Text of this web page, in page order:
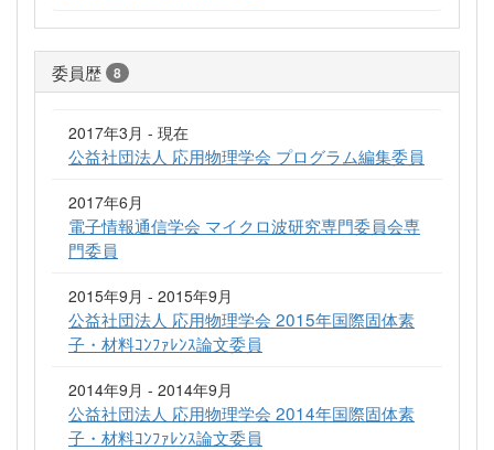
委員歴 8
2017年3月 - 現在
公益社団法人 応用物理学会 プログラム編集委員
2017年6月
電子情報通信学会 マイクロ波研究専門委員会専
門委員
2015年9月 - 2015年9月
公益社団法人 応用物理学会 2015年国際固体素
子・材料ｺﾝﾌｧﾚﾝｽ論文委員
2014年9月 - 2014年9月
公益社団法人 応用物理学会 2014年国際固体素
子・材料ｺﾝﾌｧﾚﾝｽ論文委員